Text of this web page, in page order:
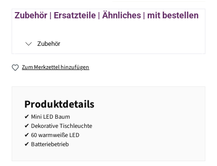
Zubehör | Ersatzteile | Ähnliches | mit bestellen
Zubehör
Zum Merkzettel hinzufügen
Produktdetails
✔ Mini LED Baum
✔ Dekorative Tischleuchte
✔ 60 warmweiße LED
✔ Batteriebetrieb